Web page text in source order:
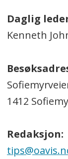
Daglig
Kenneth
1412
Redaksjon: